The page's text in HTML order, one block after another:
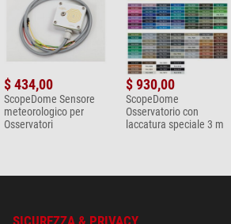
completo chiavi in mano che comprende anche
$ 434,00
ScopeDome Sensore
meteorologico per
Osservatori
$ 930,00
ScopeDome
Osservatorio con
laccatura speciale 3 m